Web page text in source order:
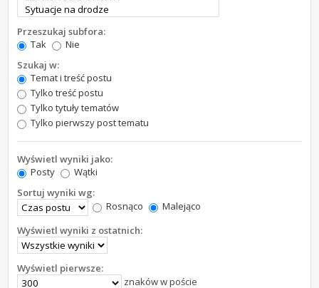
Przeszukaj subfora:
Tak
Nie
Szukaj w:
Temat i treść postu
Tylko treść postu
Tylko tytuły tematów
Tylko pierwszy post tematu
Wyświetl wyniki jako:
Posty
Wątki
Sortuj wyniki wg:
Rosnąco
Malejąco
Wyświetl wyniki z ostatnich:
Wyświetl pierwsze:
znaków w poście